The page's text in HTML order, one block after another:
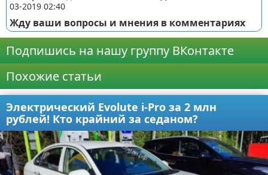
03-2019 02:40
Жду ваши вопросы и мнения в комментариях
Подпишись на нашу группу ВКонтакте
Похожие статьи
Электрический Evolute i-Pro за 2 млн
рублей! Кто крайний за седаном?